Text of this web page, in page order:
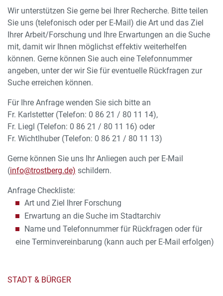
STADT & BÜRGER
Wir unterstützen Sie gerne bei Ihrer Recherche. Bitte teilen
Sie uns (telefonisch oder per E-Mail) die Art und das Ziel
Ihrer Arbeit/Forschung und Ihre Erwartungen an die Suche
mit, damit wir Ihnen möglichst effektiv weiterhelfen
können. Gerne können Sie auch eine Telefonnummer
angeben, unter der wir Sie für eventuelle Rückfragen zur
Suche erreichen können.
Für Ihre Anfrage wenden Sie sich bitte an
Fr. Karlstetter (Telefon: 0 86 21 / 80 11 14),
Fr. Liegl (Telefon: 0 86 21 / 80 11 16) oder
Fr. Wichtlhuber (Telefon: 0 86 21 / 80 11 13)
Gerne können Sie uns Ihr Anliegen auch per E-Mail
(info@trostberg.de) schildern.
Anfrage Checkliste:
Art und Ziel Ihrer Forschung
Erwartung an die Suche im Stadtarchiv
Name und Telefonnummer für Rückfragen oder für
eine Terminvereinbarung (kann auch per E-Mail erfolgen)